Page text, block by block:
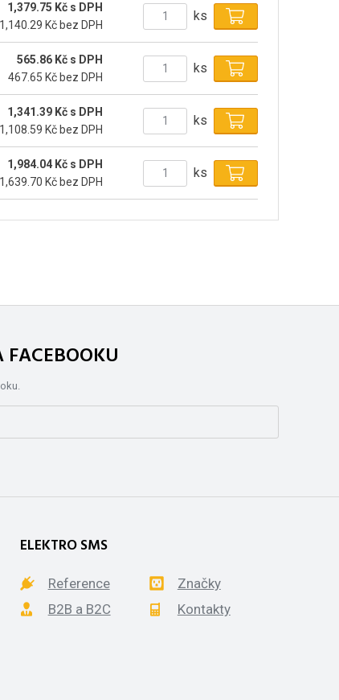
1,379.75 Kč s DPH
1,140.29 Kč bez DPH
ks
565.86 Kč s DPH
467.65 Kč bez DPH
ks
1,341.39 Kč s DPH
1,108.59 Kč bez DPH
ks
1,984.04 Kč s DPH
1,639.70 Kč bez DPH
ks
FACEBOOKU
ELEKTRO SMS
Reference
Značky
B2B a B2C
Kontakty